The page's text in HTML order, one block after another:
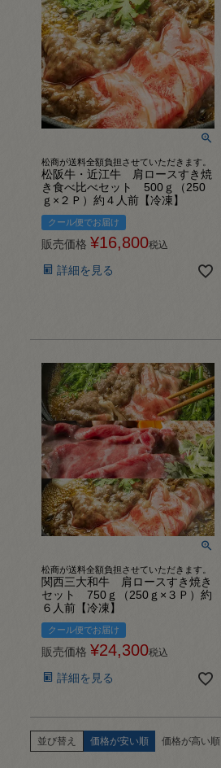
松商が送料全額負担させていただきます。
松阪牛・近江牛 肩ロースすき焼
き食べ比べセット 500ｇ（250
ｇ×２Ｐ）約４人前【冷凍】
クール便でお届け
販売価格 ¥16,800税込
詳細を見る
松商が送料全額負担させていただきます。
関西三大和牛 肩ロースすき焼き
セット 750ｇ（250ｇ×３Ｐ）約
６人前【冷凍】
クール便でお届け
販売価格 ¥24,300税込
詳細を見る
並び替え 価格が安い順 価格が高い順